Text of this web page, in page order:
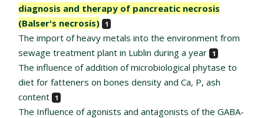
diagnosis and therapy of pancreatic necrosis
(Balser's necrosis)
1
The import of heavy metals into the environment from
sewage treatment plant in Lublin during a year
1
The influence of addition of microbiological phytase to
diet for fatteners on bones density and Ca, P, ash
content
1
The Influence of agonists and antagonists of the GABA-